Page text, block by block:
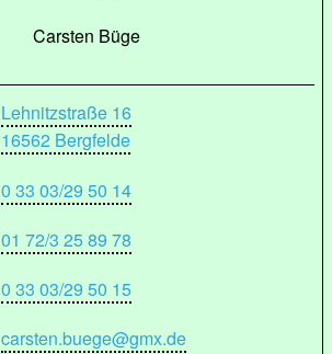
Carsten Büge
Lehnitzstraße 16
16562 Bergfelde
0 33 03/29 50 14
01 72/3 25 89 78
0 33 03/29 50 15
carsten.buege@gmx.de